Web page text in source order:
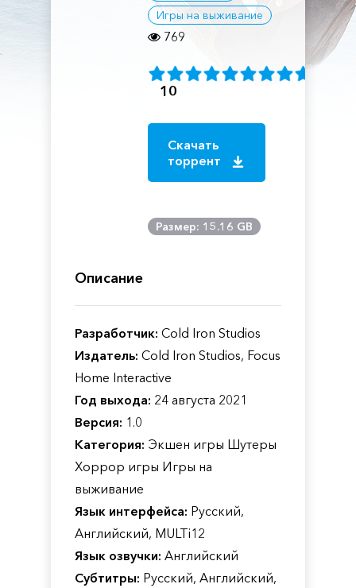
Игры на выживание
769
10
Скачать
торрент
Размер: 15.16 GB
Описание
Разработчик: Cold Iron Studios
Издатель: Cold Iron Studios, Focus
Home Interactive
Год выхода: 24 августа 2021
Версия: 1.0
Категория: Экшен игры Шутеры
Хоррор игры Игры на
выживание
Язык интерфейса: Русский,
Английский, MULTi12
Язык озвучки: Английский
Субтитры: Русский, Английский,